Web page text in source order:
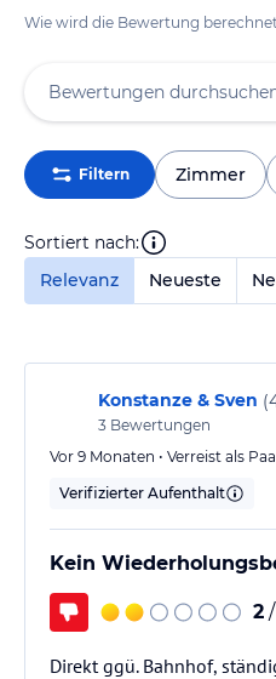
Wie wird die Bewertung
Filtern Zimmer
Sortiert nach:
Relevanz
Neueste
Konstanze & Sven (
3 Bewertungen
Vor 9 Monaten • Verreist als
Verifizierter Aufenthalt
Kein
2
Direkt ggü. Bahnhof,